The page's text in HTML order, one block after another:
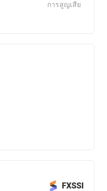
FXSSI
การสูญเสีย